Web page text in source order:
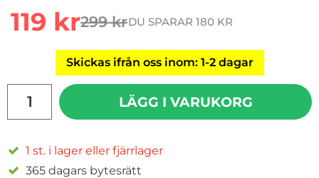
rea pris
119 krtidigare pris
299 krDU SPARAR 180 KR
Skickas ifrån oss inom: 1-2 dagar
LÄGG I VARUKORG
1 st. i lager eller fjärrlager
365 dagars bytesrätt